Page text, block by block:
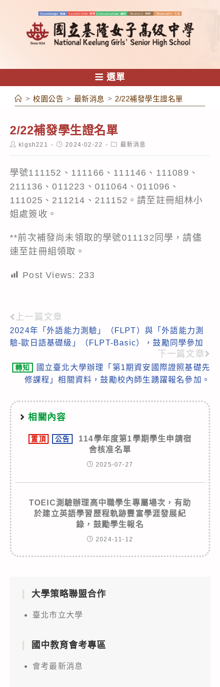
容
選單
> 校園公告 > 最新消息 > 2/22補發學生證名單
2/22補發學生證名單
Postklgsh221
Post2024-02-22
Post最新消息
學號111152、111166、111146、111089、
211136、011223、011064、011096、
111025、211214、211152。請至註冊組林小
姐處簽收。
**前次補發尚未領取的學號011132同學，請儘
速至註冊組領取。
Post Views: 233
Read
more
上一篇文章
2024年「外語能力測驗」（FLPT）與「外語能力測
驗-歐日語基礎級」（FLPT-Basic），鼓勵同學參加
下一篇文章
轉知
國立臺北大學辦理「第1期資安國際證照基礎先
修課程」相關資料，鼓勵校內師生踴躍報名參加。
相關內容
置頂 公告
114學年度第1學期學生申請宿
舍核准名單
2025-07-27
TOEIC測驗辦理高中職學生專屬場次，有助
於建立英語學習歷程軌跡豐富學涯發展紀
錄，鼓勵學生報名
2024-11-12
大學策略聯盟合作
臺北市立大學
國中教育會考專區
會考最新消息